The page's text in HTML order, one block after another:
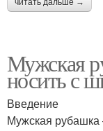
Мужская
носить с
Введение
Мужская